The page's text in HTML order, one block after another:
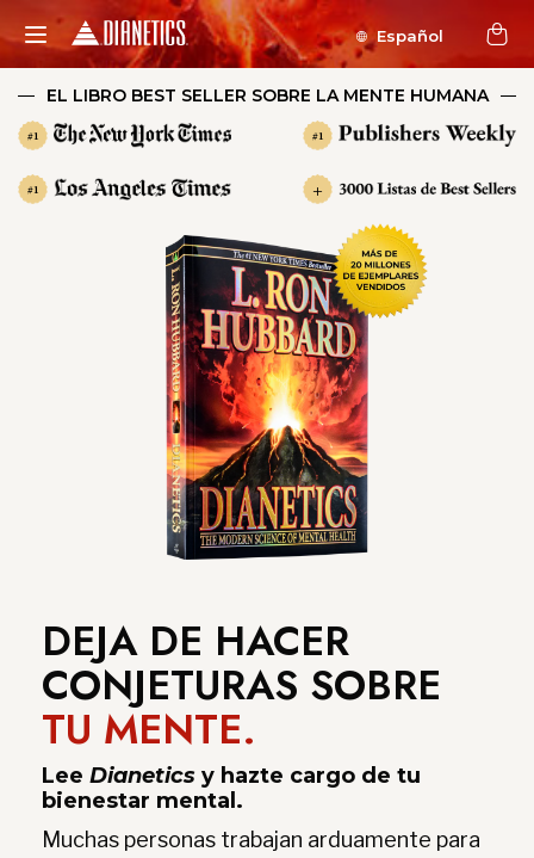
Español
EL LIBRO BEST SELLER SOBRE LA MENTE HUMANA
#1 #1
#1 +
DEJA DE HACER
CONJETURAS SOBRE
TU MENTE.
Lee Dianetics y hazte cargo de tu
bienestar mental.
Muchas personas trabajan arduamente para